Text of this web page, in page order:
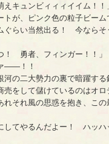
キュンビィィィイイム！！
が、ピンク色の粒子ビーム
ぐらい当然出る！ 今ならそ
！ 勇者、フィンガー！！」
――！！
河の二大勢力の裏で暗躍す
をして儲けているのはオロ
それ風の思惑を抱き、この
してやるんだよー！ ハッ